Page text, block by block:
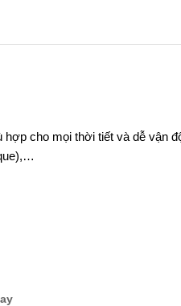
hợp cho mọi thời tiết và dễ vận